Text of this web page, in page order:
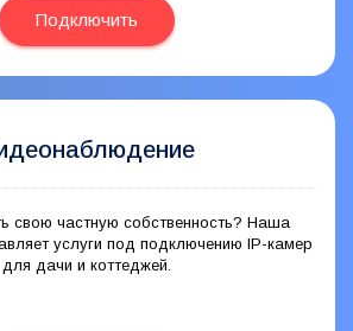
Подключить
свою частную собственность? Наша
услуги под подключению IP-камер
для дачи и коттеджей.